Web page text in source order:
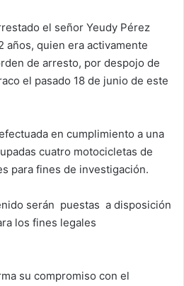
el señor Yeudy Pérez
años, quien era activamente
de arresto, por despojo de
el pasado 18 de junio de este
en cumplimiento a una
cuatro motocicletas de
para fines de investigación.
serán puestas a disposición
los fines legales
su compromiso con el